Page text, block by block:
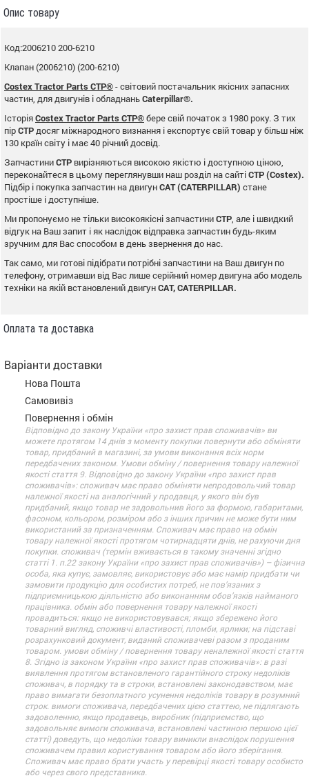
Опис товару
Код:2006210 200-6210
Клапан (2006210) (200-6210)
Costex Tractor Parts CTP®- світовий постачальник якісних запасних
частин, для двигунів і обладнаньCaterpillar®.
ІсторіяCostex Tractor Parts CTP®бере свій початок з 1980 року. З тих
пірCTP досяг міжнародного визнання і експортує свій товар у більш ніж
130 країн світу і має 40 річний досвід.
ЗапчастиниCTP вирізняються високою якістю і доступною ціною,
переконайтеся в цьому переглянувши наш розділ на сайтіCTP (Costex).
Підбір і покупка запчастин на двигунCAT (CATERPILLAR) стане
простіше і доступніше.
Ми пропонуємо не тільки високоякісні запчастиниCTP , але і швидкий
відгук на Ваш запит і як наслідок відправка запчастин будь-яким
зручним для Вас способом в день звернення до нас.
Так само, ми готові підібрати потрібні запчастини на Ваш двигун по
телефону, отримавши від Вас лише серійний номер двигуна або модель
техніки на якій встановлений двигунCAT, CATERPILLAR.
Оплата та доставка
Варіанти доставки
Нова Пошта
Самовивіз
Повернення і обмін
Відповідно до закону України «про захист прав споживачів» ви
можете протягом 14 днів з моменту покупки повернути або обміняти
товар, придбаний в магазині, за умови виконання всіх норм
передбачених законом. Умови обміну / повернення товару належної
якості стаття 9. Відповідно до закону України «про захист прав
споживачів»: споживач має право обміняти непродовольчий товар
належної якості на аналогічний у продавця, у якого він був
придбаний, якщо товар не задовольнив його за формою, габаритами,
фасоном, кольором, розміром або з інших причин не може бути ним
використаний за призначенням. Споживач має право на обмін
товару належної якості протягом чотирнадцяти днів, не рахуючи дня
покупки. споживач (термін вживається в такому значенні згідно
статті 1. п.22 закону України «про захист прав споживачів») – фізична
особа, яка купує, замовляє, використовує або має намір придбати чи
замовити продукцію для особистих потреб, не пов’язаних з
підприємницькою діяльністю або виконанням обов’язків найманого
працівника. обмін або повернення товару належної якості
провадиться: якщо не використовувався; якщо збережено його
товарний вигляд, споживчі властивості, пломби, ярлики; на підставі
розрахунковий документ, виданий споживачеві разом з проданим
товаром. умови обміну / повернення товару неналежної якості стаття
8. Згідно із законом України «про захист прав споживачів»: в разі
виявлення протягом встановленого гарантійного строку недоліків
споживач, в порядку та в строки, встановлені законодавством, має
право вимагати безоплатного усунення недоліків товару в розумний
строк. вимоги споживача, передбачених цією статтею, не підлягають
задоволенню, якщо продавець, виробник (підприємство, що
задовольняє вимоги споживача, встановлені частиною першою цієї
статті) доведуть, що недоліки товару виникли внаслідок порушення
споживачем правил користування товаром або його зберігання.
Споживач має право брати участь у перевірці якості товару особисто
або через свого представника.